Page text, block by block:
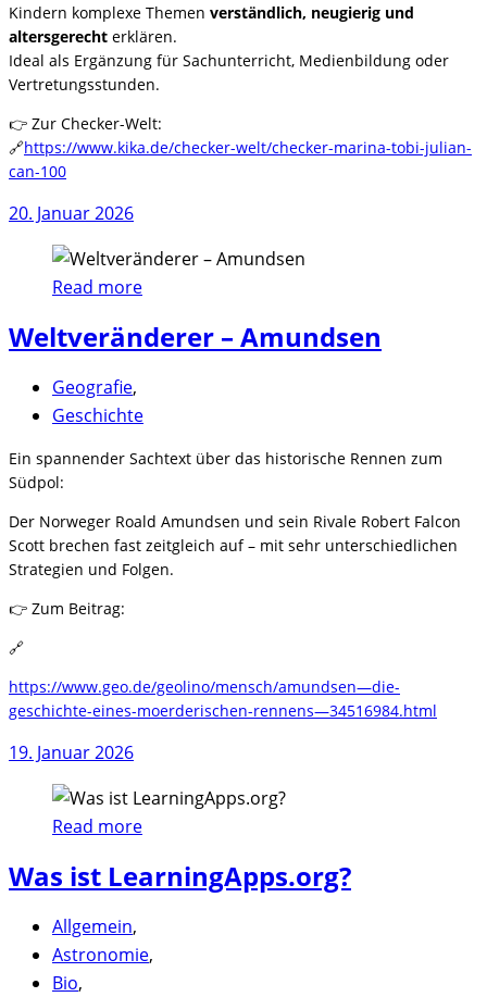
Kindern komplexe Themen verständlich, neugierig und
altersgerecht erklären.
Ideal als Ergänzung für Sachunterricht, Medienbildung oder
Vertretungsstunden.
👉 Zur Checker-Welt:
🔗https://www.kika.de/checker-welt/checker-marina-tobi-julian-
can-100
20. Januar 2026
Read more
Weltveränderer – Amundsen
Geografie,
Geschichte
Ein spannender Sachtext über das historische Rennen zum
Südpol:
Der Norweger Roald Amundsen und sein Rivale Robert Falcon
Scott brechen fast zeitgleich auf – mit sehr unterschiedlichen
Strategien und Folgen.
👉 Zum Beitrag:
🔗
https://www.geo.de/geolino/mensch/amundsen—die-
geschichte-eines-moerderischen-rennens—34516984.html
19. Januar 2026
Read more
Was ist LearningApps.org?
Allgemein,
Astronomie,
Bio,